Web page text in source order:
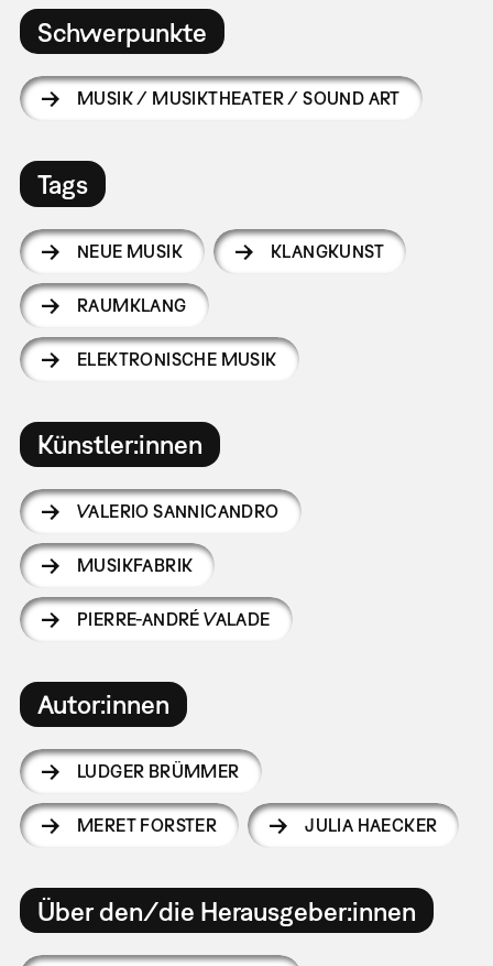
Schwerpunkte
MUSIK / MUSIKTHEATER / SOUND ART
Tags
NEUE MUSIK KLANGKUNST
RAUMKLANG
ELEKTRONISCHE MUSIK
Künstler:innen
VALERIO SANNICANDRO
MUSIKFABRIK
PIERRE-ANDRÉ VALADE
Autor:innen
LUDGER BRÜMMER
MERET FORSTER JULIA HAECKER
Über den/die Herausgeber:innen